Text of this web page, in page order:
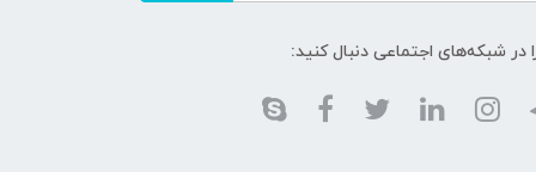
در شبکه‌های اجتماعی دنبال کنید: